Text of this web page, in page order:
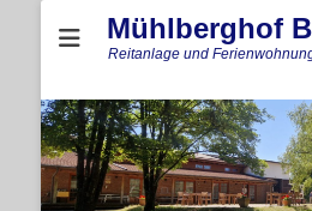
Mühlberghof
Reitanlage und